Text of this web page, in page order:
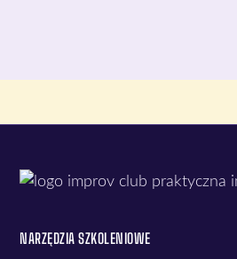
NARZĘDZIA SZKOLENIOWE